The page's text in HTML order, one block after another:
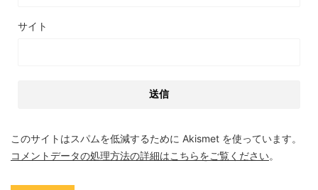
サイト
このサイトはスパムを低減するために Akismet を使っています。
コメントデータの処理方法の詳細はこちらをご覧ください。